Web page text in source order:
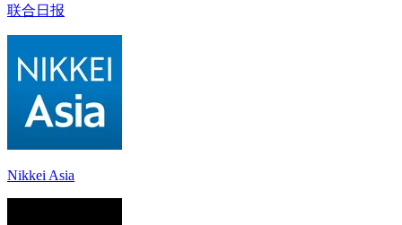
联合日报
Nikkei Asia